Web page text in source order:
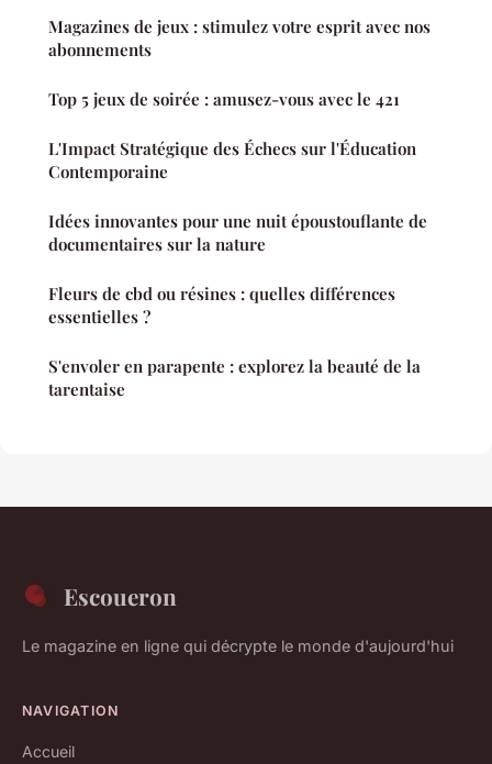
Magazines de jeux : stimulez votre esprit avec nos
abonnements
Top 5 jeux de soirée : amusez-vous avec le 421
L'Impact Stratégique des Échecs sur l'Éducation
Contemporaine
Idées innovantes pour une nuit époustouflante de
documentaires sur la nature
Fleurs de cbd ou résines : quelles différences
essentielles ?
S'envoler en parapente : explorez la beauté de la
tarentaise
Escoueron
Le magazine en ligne qui décrypte le monde d'aujourd'hui
NAVIGATION
Accueil